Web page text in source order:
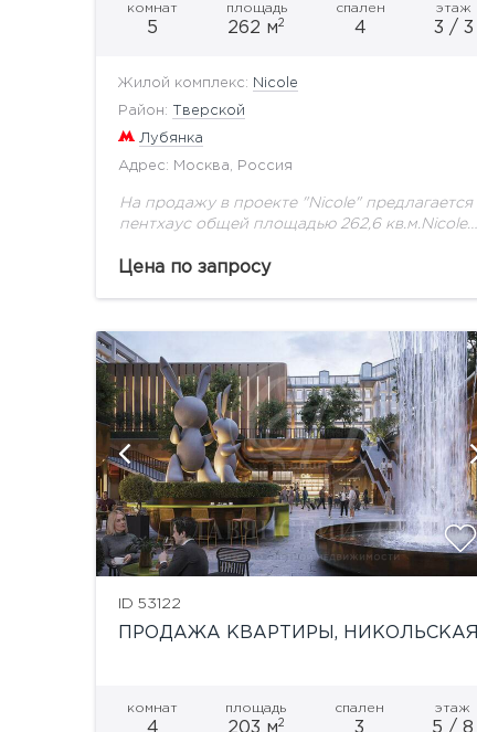
комнат
5
площадь
262 м2
спален
4
этаж
3 / 3
Жилой комплекс: Nicole
Район: Тверской
Лубянка
Адрес: Москва, Россия
На продажу в проекте "Nicole" предлагается
пентхаус общей площадью 262,6 кв.м.Nicole -
культурные и коммерческие точки
Цена по запросу
ID 53122
ПРОДАЖА КВАРТИРЫ, НИКОЛЬСКАЯ
комнат
4
площадь
203 м2
спален
3
этаж
5 / 8
показать ещё 1 фотографию